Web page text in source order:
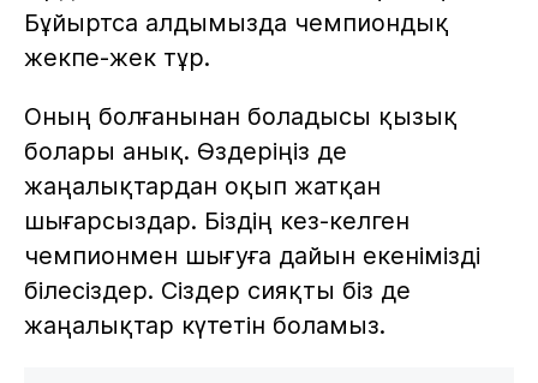
Бұйыртса алдымызда чемпиондық
жекпе-жек тұр.
Оның болғанынан боладысы қызық
болары анық. Өздеріңіз де
жаңалықтардан оқып жатқан
шығарсыздар. Біздің кез-келген
чемпионмен шығуға дайын екенімізді
білесіздер. Сіздер сияқты біз де
жаңалықтар күтетін боламыз.